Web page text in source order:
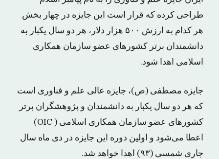
طراحی کرده که قرار است این جایزه در چهار بخش
هر کدام به ارزش ۵۰۰ هزار دلار، هر دو سال یکبار به
دانشمندان برتر کشورهای عضو سازمان همکاری
اسلامی اهدا شود.
جایزه مصطفی (ص)، جایزه عالی علم و فناوری است
که هر دو سال یکبار به دانشمندان و پژوهشگران برتر
کشورهای عضو سازمان همکاری اسلامی ( OIC)
اعطا می‌شود و اولین دوره این جایزه در دی ماه سال
جاری شمسی (۹۳) اهدا خواهد شد.